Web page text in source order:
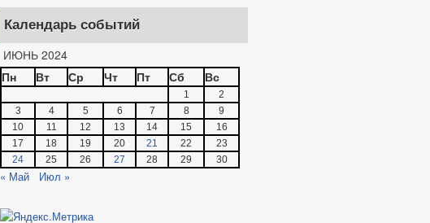
Календарь событий
ИЮНЬ 2024
Пн
Вт Ср Чт Пт Сб Вс
1
2
3
4 5 6 7 8
9
10
11 12 13 14 15
16
17
18 19 20 21 22
23
24
25 26 27 28 29 30
« Май Июл »